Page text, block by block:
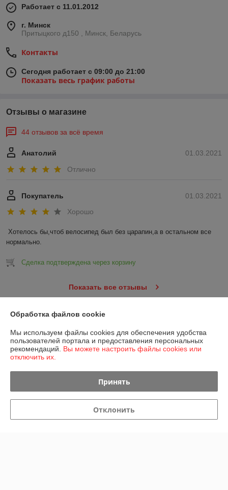
Работает с 11.01.2012
г. Минск
Притыцкого д150 , Минск, Беларусь
Контакты
Сегодня работает с 09:00 до 21:00
Показать весь график работы
Отзывы о магазине
44 отзывов за всё время
01.03.2021
Анатолий
Отлично
01.03.2021
Покупатель
Хорошо
Хотелось бы,чтоб велосипед был без царапин,а в остальном все
нормально.
Сделка подтверждена через корзину
Показать все отзывы
Контакты
Доставка и оплата
График работы
Полная версия сайта
Обработка файлов cookie
Мы используем файлы cookies для обеспечения удобства
пользователей портала и предоставления персональных
рекомендаций. Вы можете настроить файлы cookies или
отключить их.
Принять
Отклонить